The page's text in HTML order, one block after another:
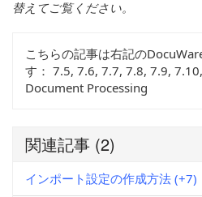
替えてご覧ください。
こちらの記事は右記の
す： 7.5, 7.6, 7.7, 7.8, 7.9,
Document Processing
関連記事 (2)
インポート設定の作成方法 (+7)